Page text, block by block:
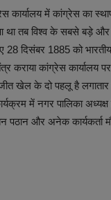
में कांग्रेस का
तब विश्व के सबसे बड़े और
28 दिसंबर 1885 को
कांग्रेस कार्यालय
खेल के दो पहलू है लगातार
में नगर पालिका अध्यक्ष
पठान और अनेक कार्यकर्ता